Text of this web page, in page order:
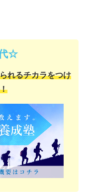
☆
れるチカラをつけ